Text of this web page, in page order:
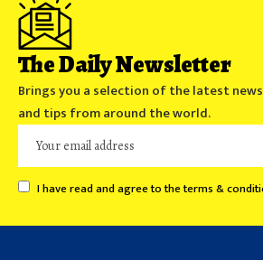
The Daily Newsletter
Brings you a selection of the latest
and tips from around the world.
I have read and agree to the terms &